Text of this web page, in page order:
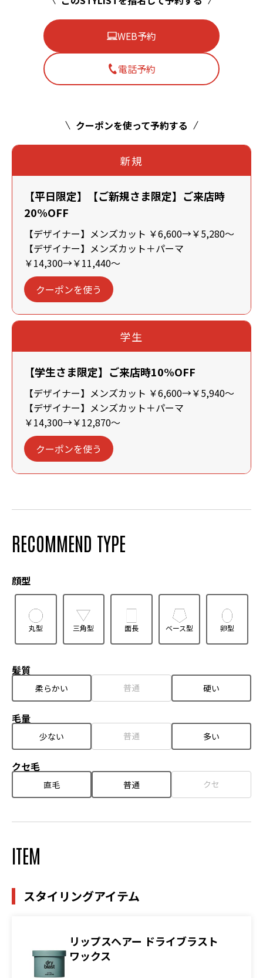
WEB予約
電話予約
クーポンを使って予約する
新規
【平日限定】【ご新規さま限定】ご来店時
20%OFF
【デザイナー】メンズカット ￥6,600→￥5,280～
【デザイナー】メンズカット＋パーマ
￥14,300→￥11,440～
クーポンを使う
学生
【学生さま限定】ご来店時10%OFF
【デザイナー】メンズカット ￥6,600→￥5,940～
【デザイナー】メンズカット＋パーマ
￥14,300→￥12,870～
クーポンを使う
RECOMMEND TYPE
顔型
丸型 三角型 面長 ベース型 卵型
髪質
柔らかい 普通 硬い
毛量
少ない 普通 多い
クセ毛
直毛 普通 クセ
ITEM
スタイリングアイテム
リップスヘアー ドライブラスト
ワックス